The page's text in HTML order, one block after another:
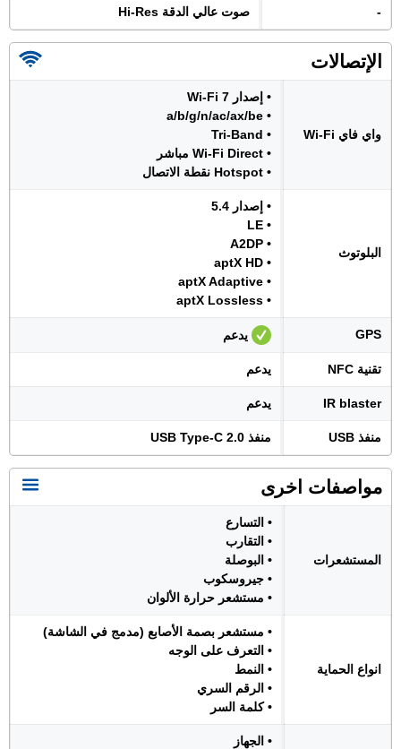
- صوت عالي الدقة Hi-Res
الإتصالات
واي فاي Wi-Fi
• إصدار Wi-Fi 7
• a/b/g/n/ac/ax/be
• Tri-Band
• Wi-Fi Direct مباشر
• Hotspot نقطة الاتصال
البلوتوث
• إصدار 5.4
• LE
• A2DP
• aptX HD
• aptX Adaptive
• aptX Lossless
GPS يدعم
تقنية NFC يدعم
IR blaster يدعم
منفذ USB منفذ USB Type-C 2.0
مواصفات اخرى
المستشعرات
• التسارع
• التقارب
• البوصلة
• جيروسكوب
• مستشعر حرارة الألوان
انواع الحماية
• مستشعر بصمة الأصابع (مدمج في الشاشة)
• التعرف على الوجه
• النمط
• الرقم السري
• كلمة السر
• الجهاز